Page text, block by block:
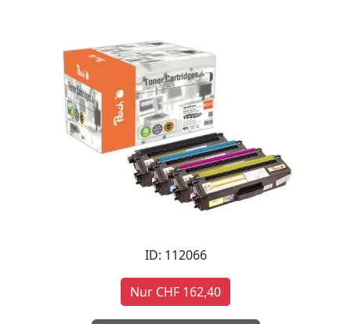
ID: 112066
Nur CHF 162,40